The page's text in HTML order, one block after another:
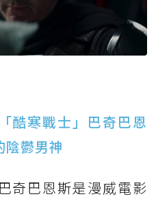
酷寒戰士」巴奇巴恩
鬱男神
奇巴恩斯是漫威電影